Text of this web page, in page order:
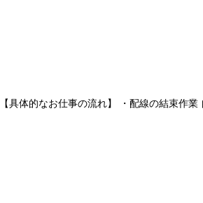
体的なお仕事の流れ】 ・配線の結束作業